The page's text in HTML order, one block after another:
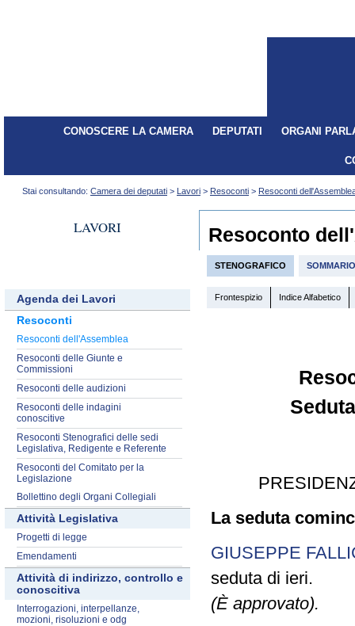
CONOSCERE LA CAMERA DEPUTATI ORGANI
Stai consultando: Camera dei deputati > Lavori > Resoconti > Resoconti
LAVORI
Agenda dei Lavori
Resoconti
Resoconti dell'Assemblea
Resoconti delle Giunte e
Commissioni
Resoconti delle audizioni
Resoconti delle indagini
conoscitive
Resoconti Stenografici delle sedi
Legislativa, Redigente e Referente
Resoconti del Comitato per la
Legislazione
Bollettino degli Organi Collegiali
Attività Legislativa
Progetti di legge
Emendamenti
Attività di indirizzo, controllo e
conoscitiva
Interrogazioni, interpellanze,
mozioni, risoluzioni e odg
Resoconto
STENOGRAFICO SOMMARIO
Frontespizio Indice Alfabetico
La seduta
GIUSEPPE
seduta di ieri.
(È approvato).